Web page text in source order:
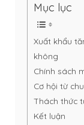
Mục lục
Xuất khẩu
không
Chính sách
Cơ hội từ
Thách thức
Kết luận